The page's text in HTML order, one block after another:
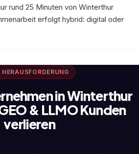
rund 25 Minuten von Winterthur
erfolgt hybrid: digital oder
HERAUSFORDERUNG
in Winterthur
& LLMO Kunden
verlieren